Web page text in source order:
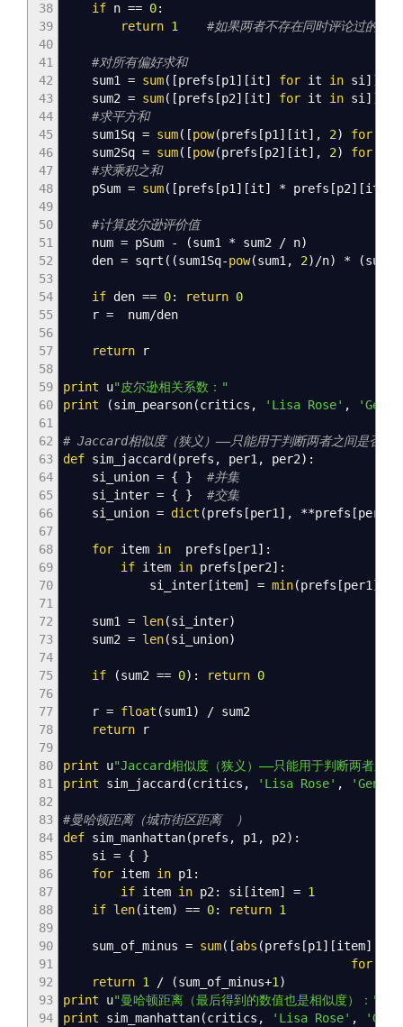
38
39
40
41
42
43
44
45
46
47
48
49
50
51
52
53
54
55
56
57
58
59
60
61
62
63
64
65
66
67
68
69
70
71
72
73
74
75
76
77
78
79
80
81
82
83
84
85
86
87
88
89
90
91
92
93
94
if n == 0:
return 1 #如果两者不存在同时评论过的电
#对所有偏好求和
sum1 = sum( [prefs [p1] [it] for it in si] )
sum2 = sum( [prefs [p2] [it] for it in si] )
#求平方和
sum1Sq = sum( [pow(prefs [p1] [it] , 2) for
sum2Sq = sum( [pow(prefs [p2] [it] , 2) for
#求乘积之和
pSum = sum( [prefs [p1] [it] * prefs [p2] [it
#计算皮尔逊评价值
num = pSum - (sum1 * sum2 / n)
den = sqrt ( (sum1Sq-pow(sum1, 2)/n) * (
if den == 0: return 0
r = num/den
return r
print u"皮尔逊相关系数："
print
(sim_pearson(critics , 'Lisa Rose' , 'Gene
# Jaccard相似度（狭义）——只能用于判断两者之间是否一
def sim_jaccard (prefs , per1, per2) :
si_union = { }
#并集
si_inter = { }
#交集
si_union = dict (prefs [per1] , **prefs [per2
for item in prefs [per1] :
if item in prefs [per2] :
si_inter [item] = min(prefs [per1]
sum1 = len(si_inter)
sum2 = len(si_union)
if (sum2 == 0) : return 0
r = float (sum1)
/ sum2
return r
print u"Jaccard相似度（狭义）——只能用于判断两者之
print sim_jaccard (critics , 'Lisa Rose' , 'Gene
#曼哈顿距离（城市街区距离 ）
def sim_manhattan(prefs , p1, p2) :
si = {
}
for item in p1:
if item in p2: si [item] = 1
if len(item) == 0: return 1
sum_of_minus = sum( [abs (prefs [p1] [item]
for
return 1 / (sum_of_minus+1)
print u"曼哈顿距离（最后得到的数值也是相似度）："
print sim_manhattan(critics , 'Lisa Rose' ,